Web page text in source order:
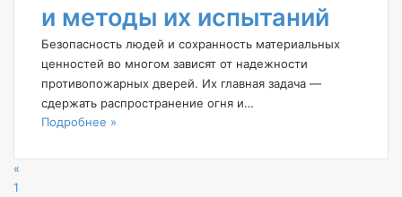
и методы их испытаний
Безопасность людей и сохранность материальных
ценностей во многом зависят от надежности
противопожарных дверей. Их главная задача —
сдержать распространение огня и…
Подробнее »
«
1